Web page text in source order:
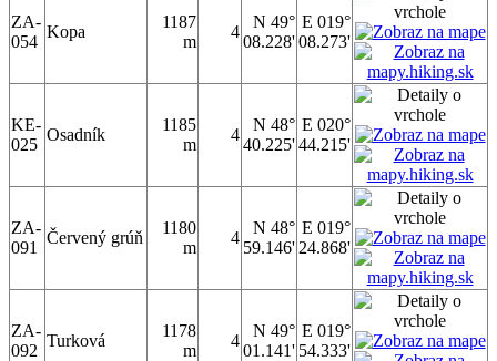
ZA-
054
Kopa
1187
m
4
N 49°
08.228'
E 019°
08.273'
KE-
025
Osadník
1185
m
4
N 48°
40.225'
E 020°
44.215'
ZA-
091
Červený grúň
1180
m
4
N 48°
59.146'
E 019°
24.868'
ZA-
092
Turková
1178
m
4
N 49°
01.141'
E 019°
54.333'